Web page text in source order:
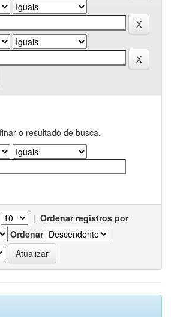
o resultado de busca.
| Ordenar registros por
Ordenar